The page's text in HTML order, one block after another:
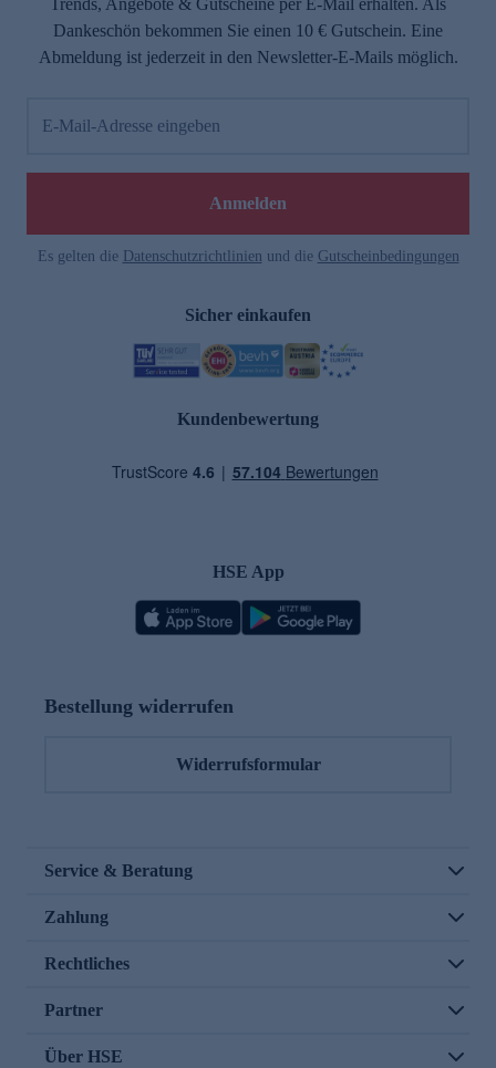
Trends, Angebote & Gutscheine per E-Mail erhalten. Als
Dankeschön bekommen Sie einen 10 € Gutschein. Eine
Abmeldung ist jederzeit in den Newsletter-E-Mails möglich.
E-Mail-Adresse eingeben
Anmelden
Es gelten die Datenschutzrichtlinien und die Gutscheinbedingungen
Sicher einkaufen
Kundenbewertung
HSE App
Bestellung widerrufen
Widerrufsformular
Service & Beratung
Zahlung
Rechtliches
Partner
Über HSE